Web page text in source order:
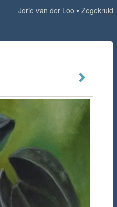
Jorie van der Loo
Zegekruid